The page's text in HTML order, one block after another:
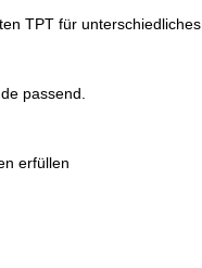
TPT für unterschiedliches
passend.
erfüllen